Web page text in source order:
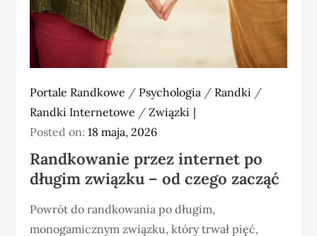
Portale Randkowe / Psychologia / Randki /
Randki Internetowe /Związki
Posted on:18 maja, 2026
Randkowanie przez internet po
długim związku – od czego zacząć
Powrót do randkowania po długim,
monogamicznym związku, który trwał pięć,